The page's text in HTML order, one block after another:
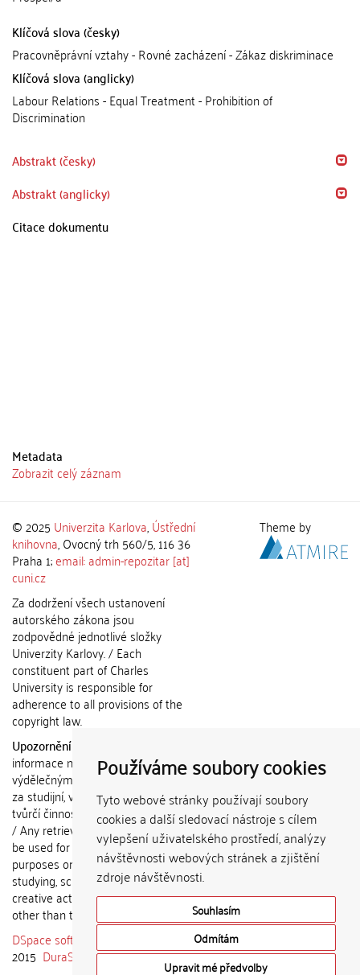
Používáme soubory cookies
Tyto webové stránky používají soubory
cookies a další sledovací nástroje s cílem
vylepšení uživatelského prostředí, analýzy
návštěvnosti webových stránek a zjištění
zdroje návštěvnosti.
Souhlasím
Odmítám
Upravit mé předvolby
Klíčová slova (česky)
Pracovněprávní vztahy - Rovné zacházení - Zákaz diskriminace
Klíčová slova (anglicky)
Labour Relations - Equal Treatment - Prohibition of
Discrimination
Abstrakt (česky)
Abstrakt (anglicky)
Citace dokumentu
Metadata
Zobrazit celý záznam
© 2025 Univerzita Karlova,Ústřední
knihovna, Ovocný trh 560/5, 116 36
Praha 1;email: admin-repozitar [at]
cuni.cz
Za dodržení všech ustanovení
autorského zákona jsou
zodpovědné jednotlivé složky
Univerzity Karlovy. / Each
constituent part of Charles
University is responsible for
adherence to all provisions of the
copyright law.
Upozornění / Notice:
informace nemohou být použity k
výdělečným účelům nebo vydávány
za studijní, vědeckou nebo jinou
tvůrčí činnost jiné osoby než autora.
/ Any retrieved information shall not
be used for any commercial
purposes or claimed as results of
studying, scientific or any other
creative activities of any person
other than the author.
DSpace software
copyright © 2002-
2015 DuraSpace
Theme by